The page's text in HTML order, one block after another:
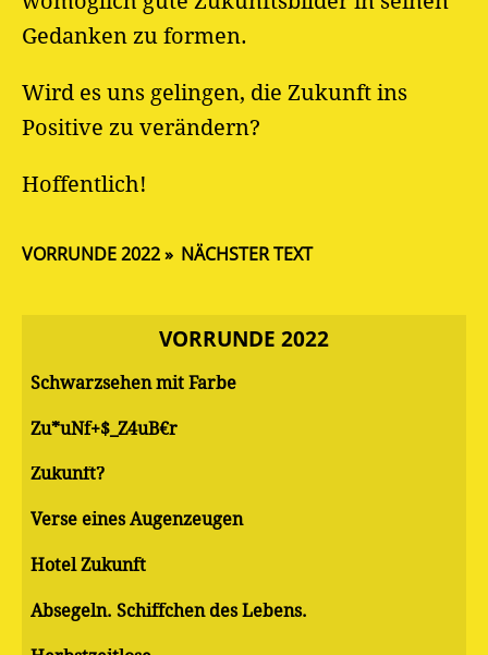
Gedanken zu formen.
Wird es uns gelingen, die Zukunft ins
Positive zu verändern?
Hoffentlich!
VORRUNDE 2022 NÄCHSTER TEXT
VORRUNDE 2022
Schwarzsehen mit Farbe
Zu*uNf+$_Z4uB€r
Zukunft?
Verse eines Augenzeugen
Hotel Zukunft
Absegeln. Schiffchen des Lebens.